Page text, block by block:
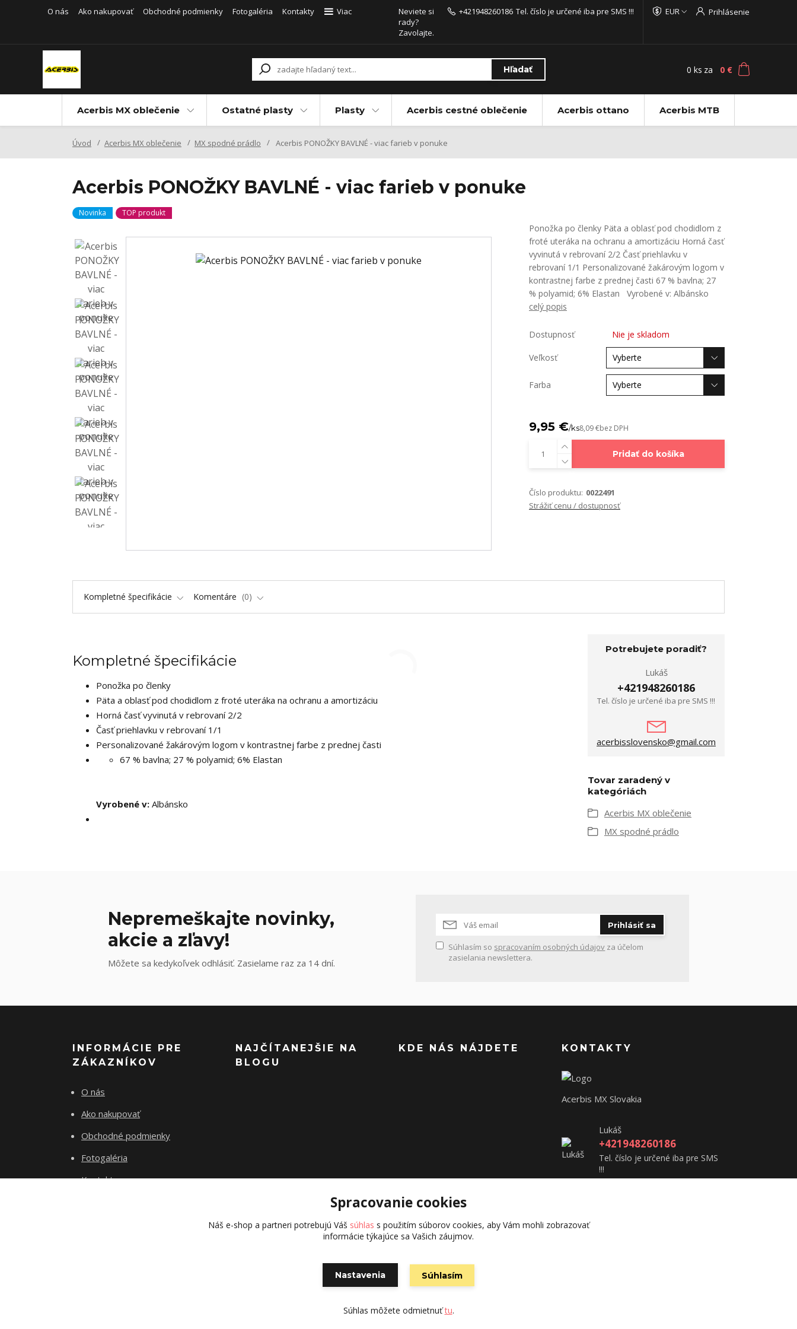
O nás Ako nakupovať Obchodné podmienky Fotogaléria Kontakty Viac EUR Prihlásenie
Hľadať
Neviete si
rady?
Zavolajte.
+421948260186 Tel. číslo je určené iba pre SMS !!!
0 ks za 0 €
Acerbis MX oblečenie Ostatné plasty Plasty Acerbis cestné oblečenie Acerbis ottano Acerbis MTB
Úvod Acerbis MX oblečenie MX spodné prádlo Acerbis PONOŽKY BAVLNÉ - viac farieb v ponuke
Acerbis PONOŽKY BAVLNÉ - viac farieb v ponuke
Novinka TOP produkt
Ponožka po členky Päta a oblasť pod chodidlom z
froté uteráka na ochranu a amortizáciu Horná časť
vyvinutá v rebrovaní 2/2 Časť priehlavku v
rebrovaní 1/1 Personalizované žakárovým logom v
kontrastnej farbe z prednej časti 67 % bavlna; 27
% polyamid; 6% Elastan Vyrobené v: Albánsko
celý popis
Dostupnosť Nie je skladom
Veľkosť
Farba
9,95 €/ks8,09 €bez DPH
Pridať do košíka
Číslo produktu: 0022491
Strážiť cenu / dostupnosť
Kompletné špecifikácie Komentáre 0
Kompletné špecifikácie
Ponožka po členky
Päta a oblasť pod chodidlom z froté uteráka na ochranu a amortizáciu
Horná časť vyvinutá v rebrovaní 2/2
Časť priehlavku v rebrovaní 1/1
Personalizované žakárovým logom v kontrastnej farbe z prednej časti
67 % bavlna; 27 % polyamid; 6% Elastan
Vyrobené v: Albánsko
Potrebujete poradiť?
Lukáš
+421948260186
Tel. číslo je určené iba pre SMS !!!
acerbisslovensko@gmail.com
Tovar zaradený v
kategóriách
Acerbis MX oblečenie
MX spodné prádlo
Nepremeškajte novinky,
akcie a zľavy!
Môžete sa kedykoľvek odhlásiť. Zasielame raz za 14 dní.
Prihlásiť sa
Súhlasím so spracovaním osobných údajov za účelom
zasielania newslettera.
INFORMÁCIE PRE
ZÁKAZNÍKOV
O nás
Ako nakupovať
Obchodné podmienky
Fotogaléria
Kontakty
NAJČÍTANEJŠIE NA
BLOGU
KDE NÁS NÁJDETE KONTAKTY
Acerbis MX Slovakia
Lukáš
+421948260186
Tel. číslo je určené iba pre SMS
!!!
Spracovanie cookies
Náš e-shop a partneri potrebujú Váš súhlas s použitím súborov cookies, aby Vám mohli zobrazovať
informácie týkajúce sa Vašich záujmov.
Nastavenia Súhlasím
Súhlas môžete odmietnuťtu.